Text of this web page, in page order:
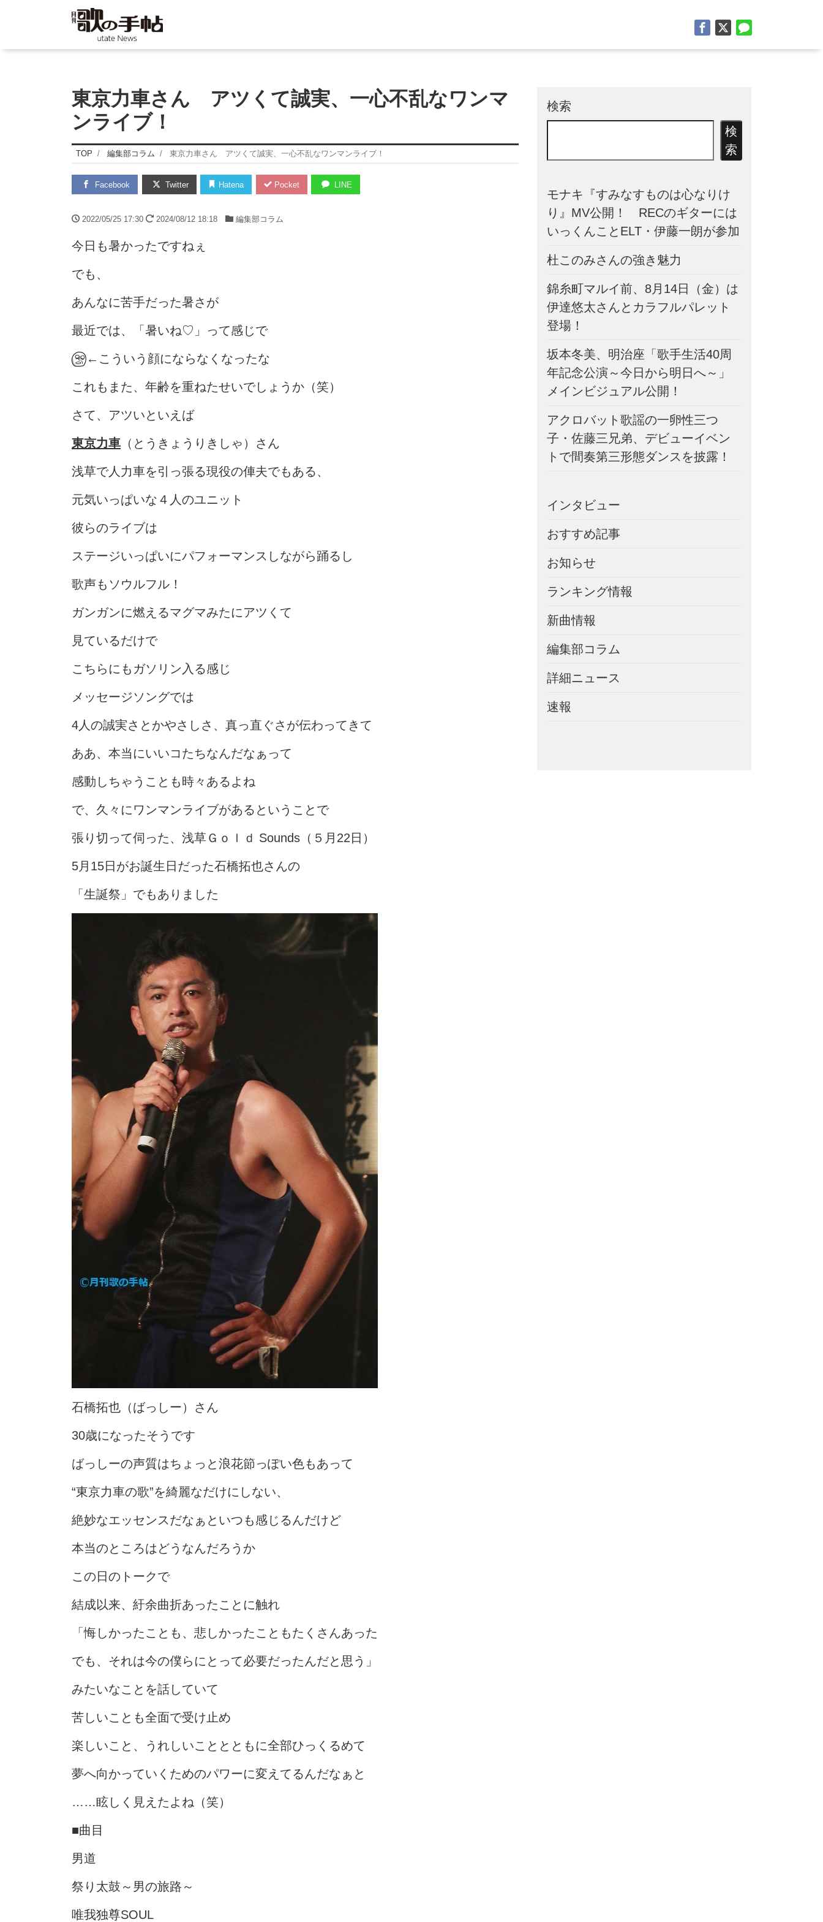
東京力車さん アツくて誠実、一心不乱なワンマ
ンライブ！
TOP 編集部コラム 東京力車さん アツくて誠実、一心不乱なワンマンライブ！
Facebook Twitter Hatena Pocket LINE
2022/05/25 17:30 2024/08/12 18:18 編集部コラム
今日も暑かったですねぇ
でも、
あんなに苦手だった暑さが
最近では、「暑いね♡」って感じで
←こういう顔にならなくなったな
これもまた、年齢を重ねたせいでしょうか（笑）
さて、アツいといえば
東京力車 （とうきょうりきしゃ）さん
浅草で人力車を引っ張る現役の俥夫でもある、
元気いっぱいな４人のユニット
彼らのライブは
ステージいっぱいにパフォーマンスしながら踊るし
歌声もソウルフル！
ガンガンに燃えるマグマみたにアツくて
見ているだけで
こちらにもガソリン入る感じ
メッセージソングでは
4人の誠実さとかやさしさ、真っ直ぐさが伝わってきて
ああ、本当にいいコたちなんだなぁって
感動しちゃうことも時々あるよね
で、久々にワンマンライブがあるということで
張り切って伺った、浅草Ｇｏｌｄ Sounds（５月22日）
5月15日がお誕生日だった石橋拓也さんの
「生誕祭」でもありました
石橋拓也（ばっしー）さん
30歳になったそうです
ばっしーの声質はちょっと浪花節っぽい色もあって
“東京力車の歌”を綺麗なだけにしない、
絶妙なエッセンスだなぁといつも感じるんだけど
本当のところはどうなんだろうか
この日のトークで
結成以来、紆余曲折あったことに触れ
「悔しかったことも、悲しかったこともたくさんあった
でも、それは今の僕らにとって必要だったんだと思う」
みたいなことを話していて
苦しいことも全面で受け止め
楽しいこと、うれしいこととともに全部ひっくるめて
夢へ向かっていくためのパワーに変えてるんだなぁと
……眩しく見えたよね（笑）
■曲目
男道
祭り太鼓～男の旅路～
唯我独尊SOUL
検索
検
索
モナキ『すみなすものは心なりけ
り』MV公開！ RECのギターには
いっくんことELT・伊藤一朗が参加
杜このみさんの強き魅力
錦糸町マルイ前、8月14日（金）は
伊達悠太さんとカラフルパレット
登場！
坂本冬美、明治座「歌手生活40周
年記念公演～今日から明日へ～」
メインビジュアル公開！
アクロバット歌謡の一卵性三つ
子・佐藤三兄弟、デビューイベン
トで間奏第三形態ダンスを披露！
インタビュー
おすすめ記事
お知らせ
ランキング情報
新曲情報
編集部コラム
詳細ニュース
速報